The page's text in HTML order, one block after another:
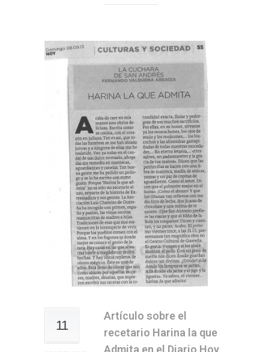
11
Artículo sobre el
recetario Harina la que
Admita en el Diario Hoy